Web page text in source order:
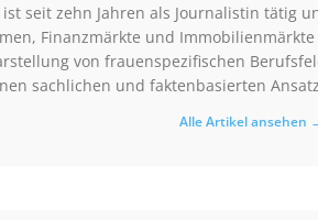
ist seit zehn Jahren als Journalistin tätig
Finanzmärkte und
von frauenspezifischen
sachlichen und faktenbasierten
Alle Artikel ansehen